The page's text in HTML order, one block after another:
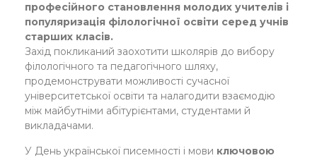
професійного становлення молодих учителів і
популяризація філологічної освіти серед учнів
старших класів.
Захід покликаний заохотити школярів до вибору
філологічного та педагогічного шляху,
продемонструвати можливості сучасної
університетської освіти та налагодити взаємодію
між майбутніми абітурієнтами, студентами й
викладачами.
У День української писемності і мови ключовою